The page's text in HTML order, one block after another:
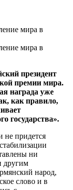
президент
премии мира.
награда уже
как правило,
государства».
не придется
ни
другим
народ,
слово и в